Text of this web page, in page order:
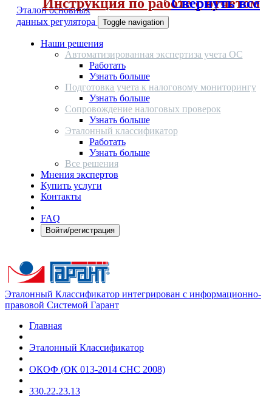
Эталон основных
данных регулятора
Toggle navigation
Наши решения
Автоматизированная экспертиза учета ОС
Работать
Узнать больше
Подготовка учета к налоговому мониторингу
Узнать больше
Сопровождение налоговых проверок
Узнать больше
Эталонный классификатор
Работать
Узнать больше
Все решения
Мнения экспертов
Купить услуги
Контакты
FAQ
Войти/регистрация
Эталонный Классификатор интегрирован с информационно-
правовой Системой Гарант
Главная
Эталонный Классификатор
ОКОФ (ОК 013-2014 СНС 2008)
330.22.23.13